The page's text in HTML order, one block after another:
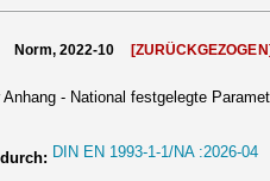
Norm, 2022-10
Anhang - National festgelegte
DIN EN 1993-1-1/NA :2026-04